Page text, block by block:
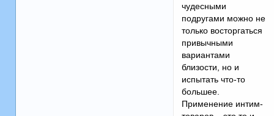
чудесными
подругами можно не
только восторгаться
привычными
вариантами
близости, но и
испытать что-то
большее.
Применение интим-